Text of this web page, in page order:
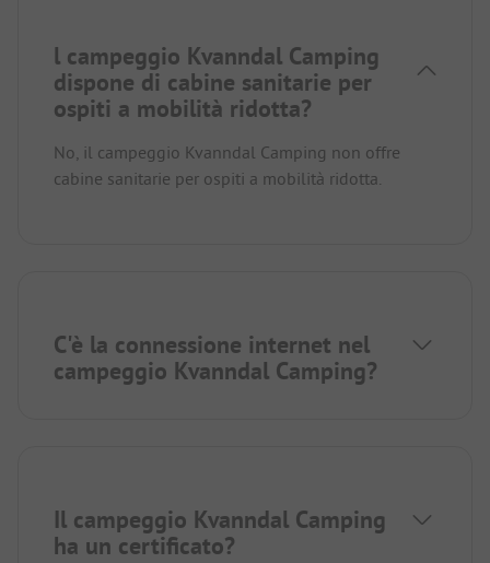
l campeggio Kvanndal Camping
dispone di cabine sanitarie per
ospiti a mobilità ridotta?
No, il campeggio Kvanndal Camping non offre
cabine sanitarie per ospiti a mobilità ridotta.
C'è la connessione internet nel
campeggio Kvanndal Camping?
Il campeggio Kvanndal Camping
ha un certificato?